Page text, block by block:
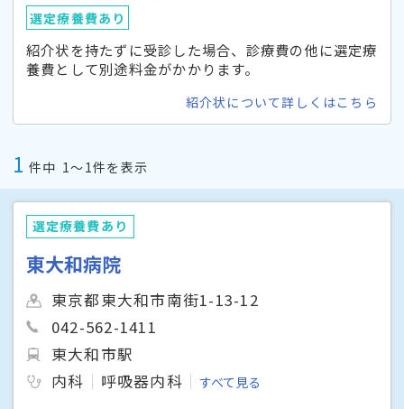
選定療養費あり
紹介状を持たずに受診した場合、診療費の他に選定療
養費として別途料金がかかります。
紹介状について詳しくはこちら
1 件中 1〜1件を表示
選定療養費あり
東大和病院
東京都東大和市南街1-13-12
042-562-1411
東大和市駅
内科
呼吸器内科 すべて見る